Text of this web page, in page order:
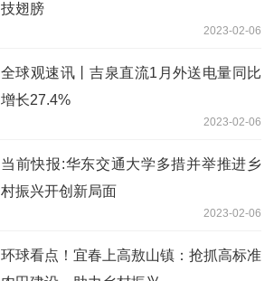
技翅膀
2023-02-06
全球观速讯丨吉泉直流1月外送电量同比
增长27.4%
2023-02-06
当前快报:华东交通大学多措并举推进乡
村振兴开创新局面
2023-02-06
环球看点！宜春上高敖山镇：抢抓高标准